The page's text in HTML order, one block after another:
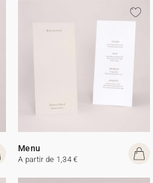
Menu
A partir de 1,34 €